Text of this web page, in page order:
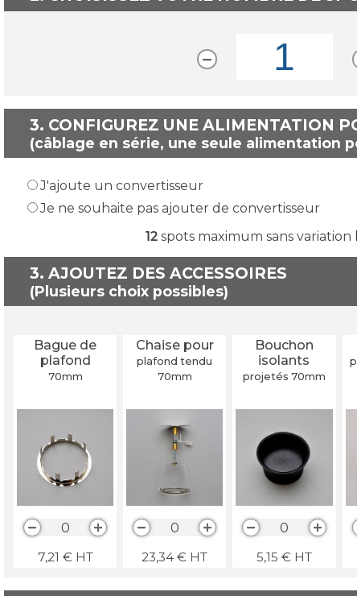
3. CONFIGUREZ UNE ALIMENTATION
(câblage en série, une seule alimentation
J'ajoute un convertisseur
Je ne souhaite pas ajouter de convertisseur
12spots maximum sans variation
3. AJOUTEZ DES ACCESSOIRES
Bague de
plafond
70mm
0
7,21 € HT
Chaise pour
plafond tendu
70mm
0
23,34 € HT
Bouchon
isolants
projetés 70mm
0
5,15 € HT